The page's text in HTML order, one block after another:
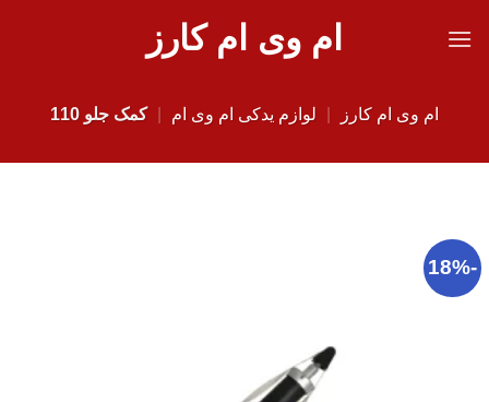
ام وی ام کارز
ام وی ام کارز لوازم یدکی ام وی ام کمک جلو 110
-18%